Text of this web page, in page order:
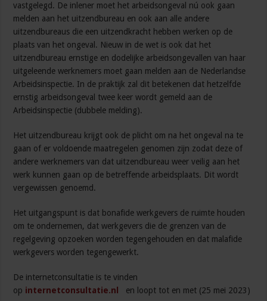
vastgelegd. De inlener moet het arbeidsongeval nú ook gaan
melden aan het uitzendbureau en ook aan alle andere
uitzendbureaus die een uitzendkracht hebben werken op de
plaats van het ongeval. Nieuw in de wet is ook dat het
uitzendbureau ernstige en dodelijke arbeidsongevallen van haar
uitgeleende werknemers moet gaan melden aan de Nederlandse
Arbeidsinspectie. In de praktijk zal dit betekenen dat hetzelfde
ernstig arbeidsongeval twee keer wordt gemeld aan de
Arbeidsinspectie (dubbele melding).
Het uitzendbureau krijgt ook de plicht om na het ongeval na te
gaan of er voldoende maatregelen genomen zijn zodat deze of
andere werknemers van dat uitzendbureau weer veilig aan het
werk kunnen gaan op de betreffende arbeidsplaats. Dit wordt
vergewissen genoemd.
Het uitgangspunt is dat bonafide werkgevers de ruimte houden
om te ondernemen, dat werkgevers die de grenzen van de
regelgeving opzoeken worden tegengehouden en dat malafide
werkgevers worden tegengewerkt.
De internetconsultatie is te vinden
op internetconsultatie.nl en loopt tot en met (25 mei 2023)